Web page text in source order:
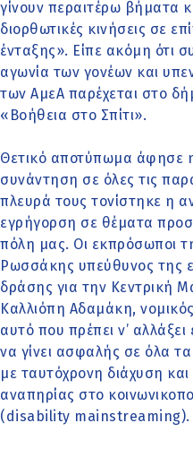
γίνουν περαιτέρω βήματα
διορθωτικές κινήσεις σε
ένταξης». Είπε ακόμη ότι
αγωνία των γονέων και
των ΑμεΑ παρέχεται στο
«Βοήθεια στο Σπίτι».
Θετικό αποτύπωμα άφησε
συνάντηση σε όλες τις
πλευρά τους τονίστηκε η
εγρήγορση σε θέματα
πόλη μας. Οι εκπρόσωποι
Ρωσσάκης υπεύθυνος της
δράσης για την Κεντρική
Καλλιόπη Αδαμάκη,
αυτό που πρέπει ν’ αλλάξει
να γίνει ασφαλής σε όλα
με ταυτόχρονη διάχυση
αναπηρίας στο
(disability mainstreaming).